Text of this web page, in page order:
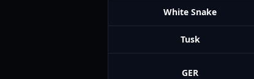
White Snake
Tusk
GER